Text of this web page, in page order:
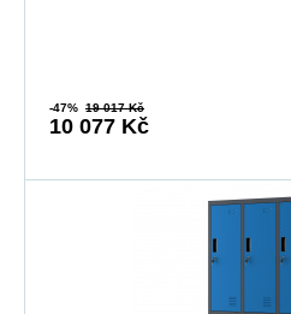
-47% 19 017 Kč
10 077 Kč